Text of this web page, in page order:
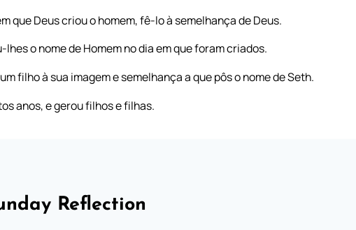
que Deus criou o homem, fê-lo à semelhança de Deus.
o nome de Homem no dia em que foram criados.
filho à sua imagem e semelhança a que pôs o nome de Seth.
anos, e gerou filhos e filhas.
Reflection